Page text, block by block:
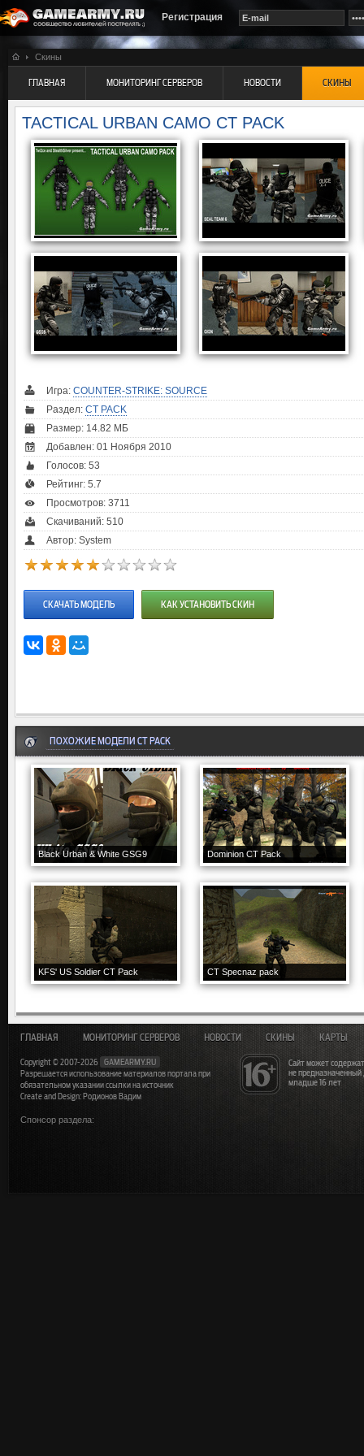
Регистрация
Скины
ГЛАВНАЯ МОНИТОРИНГ СЕРВЕРОВ НОВОСТИ СКИНЫ
TACTICAL URBAN CAMO CT PACK
Игра: COUNTER-STRIKE: SOURCE
Раздел: CT PACK
Размер: 14.82 МБ
Добавлен: 01 Ноября 2010
Голосов: 53
Рейтинг: 5.7
Просмотров: 3711
Скачиваний: 510
Автор: System
СКАЧАТЬ МОДЕЛЬ КАК УСТАНОВИТЬ СКИН
ПОХОЖИЕ МОДЕЛИ CT PACK
Black Urban & White GSG9 Dominion CT Pack
KFS' US Soldier CT Pack CT Specnaz pack
Сайт может
не
младше 16 лет
ГЛАВНАЯ МОНИТОРИНГ СЕРВЕРОВ НОВОСТИ СКИНЫ КАРТЫ
Copyright © 2007-2026
GAMEARMY.RU
Разрешается использование материалов портала при
обязательном указании ссылки на источник
Create and Design: Родионов Вадим
Спонсор раздела: